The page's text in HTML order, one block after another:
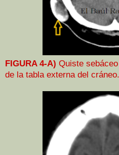
FIGURA 4-A) Quiste
de la tabla externa del cráneo.